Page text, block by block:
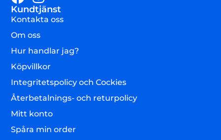
Kundtjänst
Kontakta oss
Om oss
Hur handlar jag?
Köpvillkor
Integritetspolicy och Cockies
Återbetalnings- och returpolicy
Mitt konto
Spåra min order